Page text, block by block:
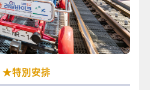
★特別安排